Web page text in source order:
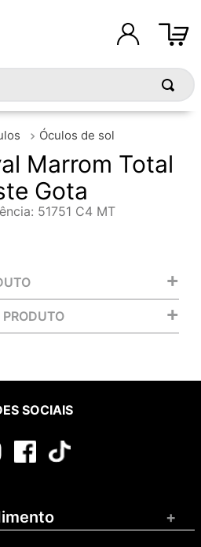
Óculos de sol
Marrom Total
Gota
: 51751 C4 MT
+
+
SOCIAIS
+